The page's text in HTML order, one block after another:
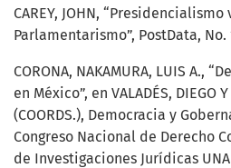
CAREY, JOHN, “Presidencialismo
Parlamentarismo”, PostData, No.
CORONA, NAKAMURA, LUIS A.,
en México”, en VALADÉS, DIEGO
(COORDS.), Democracia y
Congreso Nacional de Derecho
de Investigaciones Jurídicas